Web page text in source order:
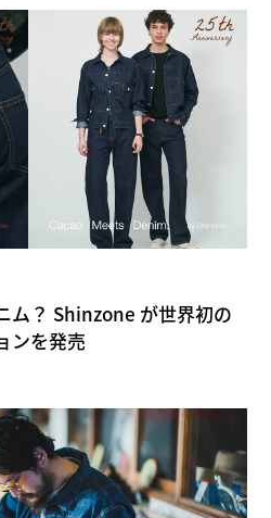
ム？ Shinzone が世界初の
ンを発売